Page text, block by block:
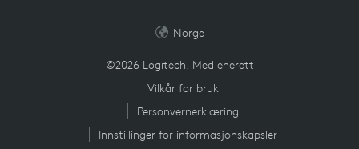
©2026 Logitech. Med enerett
Vilkår for bruk
Personvernerklæring
Innstillinger for informasjonskapsler
Norge